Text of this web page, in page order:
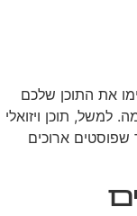
את התוכן שלכם
למשל, תוכן ויזואלי
שפוסטים ארוכים